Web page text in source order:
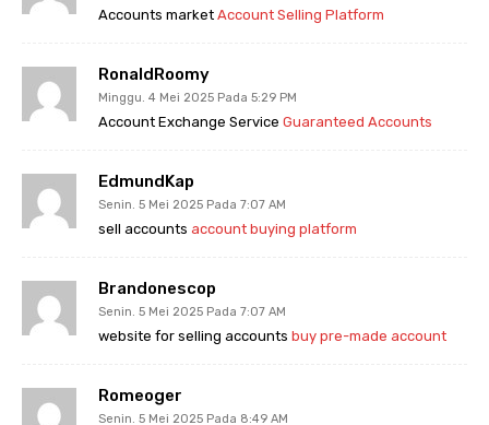
Accounts market Account Selling Platform
RonaldRoomy
Minggu. 4 Mei 2025 Pada 5:29 PM
Account Exchange Service Guaranteed Accounts
EdmundKap
Senin. 5 Mei 2025 Pada 7:07 AM
sell accounts account buying platform
Brandonescop
Senin. 5 Mei 2025 Pada 7:07 AM
website for selling accounts buy pre-made account
Romeoger
Senin. 5 Mei 2025 Pada 8:49 AM